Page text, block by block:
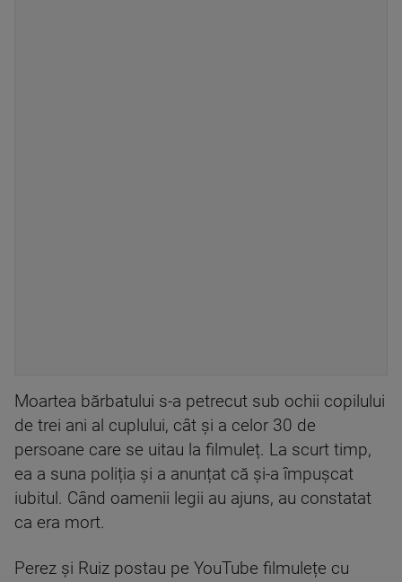
Moartea bărbatului s-a petrecut sub ochii copilului
de trei ani al cuplului, cât și a celor 30 de
persoane care se uitau la filmuleț. La scurt timp,
ea a suna poliția și a anunțat că și-a împușcat
iubitul. Când oamenii legii au ajuns, au constatat
ca era mort.
Perez și Ruiz postau pe YouTube filmulețe cu